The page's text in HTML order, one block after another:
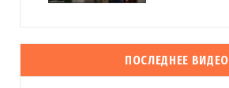
ПОСЛЕДНЕЕ ВИДЕО